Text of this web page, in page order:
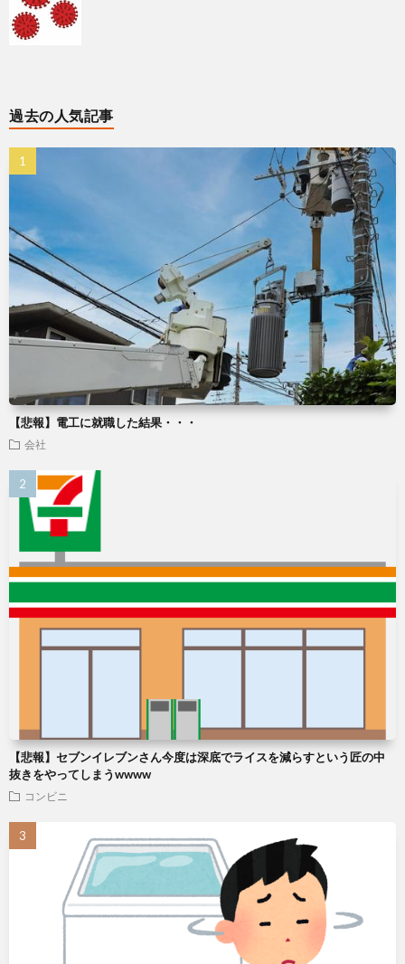
過去の人気記事
【悲報】電工に就職した結果・・・
会社
【悲報】セブンイレブンさん今度は深底でライスを減らすという匠の中
抜きをやってしまうwwww
コンビニ